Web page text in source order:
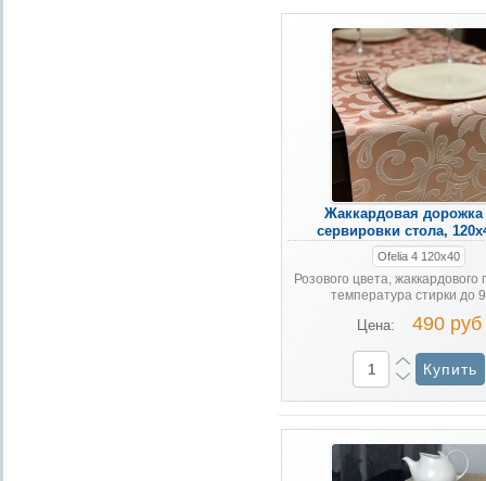
Жаккардовая
сервировки стола,
Ofelia 4 120х40
Розового цвета, жаккардового
температура стирки до
Цена: 490 руб